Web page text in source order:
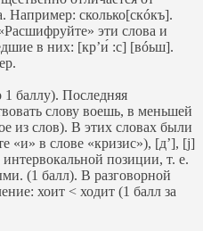
Например: сколько[скóкъ].
эти слова и
в них: [кр’и́ :с] [вóьш].
баллу). Последняя
слову воешь, в меньшей
из слов). В этих словах были
«и» в слове «кризис»), [д’], [j]
позиции, т. е.
(1 балл). В разговорной
хоит < ходит (1 балл за